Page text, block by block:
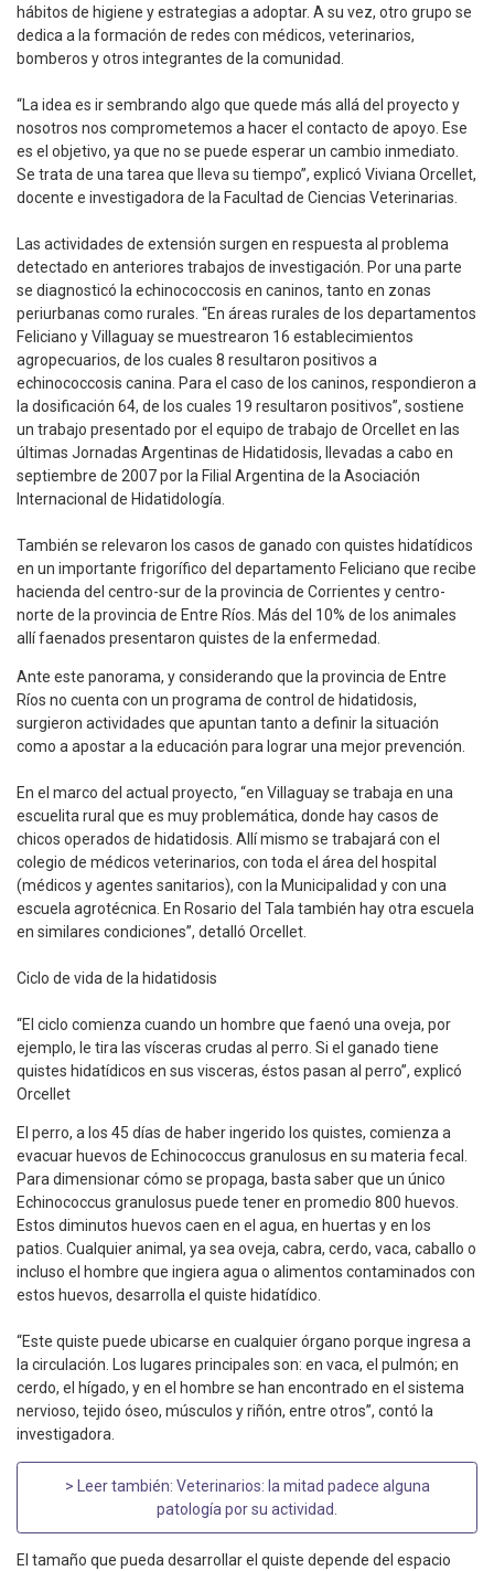
hábitos de higiene y estrategias a adoptar. A su vez, otro grupo se
dedica a la formación de redes con médicos, veterinarios,
bomberos y otros integrantes de la comunidad.
“La idea es ir sembrando algo que quede más allá del proyecto y
nosotros nos comprometemos a hacer el contacto de apoyo. Ese
es el objetivo, ya que no se puede esperar un cambio inmediato.
Se trata de una tarea que lleva su tiempo”, explicó Viviana Orcellet,
docente e investigadora de la Facultad de Ciencias Veterinarias.
Las actividades de extensión surgen en respuesta al problema
detectado en anteriores trabajos de investigación. Por una parte
se diagnosticó la echinococcosis en caninos, tanto en zonas
periurbanas como rurales. “En áreas rurales de los departamentos
Feliciano y Villaguay se muestrearon 16 establecimientos
agropecuarios, de los cuales 8 resultaron positivos a
echinococcosis canina. Para el caso de los caninos, respondieron a
la dosificación 64, de los cuales 19 resultaron positivos”, sostiene
un trabajo presentado por el equipo de trabajo de Orcellet en las
últimas Jornadas Argentinas de Hidatidosis, llevadas a cabo en
septiembre de 2007 por la Filial Argentina de la Asociación
Internacional de Hidatidología.
También se relevaron los casos de ganado con quistes hidatídicos
en un importante frigorífico del departamento Feliciano que recibe
hacienda del centro-sur de la provincia de Corrientes y centro-
norte de la provincia de Entre Ríos. Más del 10% de los animales
allí faenados presentaron quistes de la enfermedad.
Ante este panorama, y considerando que la provincia de Entre
Ríos no cuenta con un programa de control de hidatidosis,
surgieron actividades que apuntan tanto a definir la situación
como a apostar a la educación para lograr una mejor prevención.
En el marco del actual proyecto, “en Villaguay se trabaja en una
escuelita rural que es muy problemática, donde hay casos de
chicos operados de hidatidosis. Allí mismo se trabajará con el
colegio de médicos veterinarios, con toda el área del hospital
(médicos y agentes sanitarios), con la Municipalidad y con una
escuela agrotécnica. En Rosario del Tala también hay otra escuela
en similares condiciones”, detalló Orcellet.
Ciclo de vida de la hidatidosis
“El ciclo comienza cuando un hombre que faenó una oveja, por
ejemplo, le tira las vísceras crudas al perro. Si el ganado tiene
quistes hidatídicos en sus visceras, éstos pasan al perro”, explicó
Orcellet
El perro, a los 45 días de haber ingerido los quistes, comienza a
evacuar huevos de Echinococcus granulosus en su materia fecal.
Para dimensionar cómo se propaga, basta saber que un único
Echinococcus granulosus puede tener en promedio 800 huevos.
Estos diminutos huevos caen en el agua, en huertas y en los
patios. Cualquier animal, ya sea oveja, cabra, cerdo, vaca, caballo o
incluso el hombre que ingiera agua o alimentos contaminados con
estos huevos, desarrolla el quiste hidatídico.
“Este quiste puede ubicarse en cualquier órgano porque ingresa a
la circulación. Los lugares principales son: en vaca, el pulmón; en
cerdo, el hígado, y en el hombre se han encontrado en el sistema
nervioso, tejido óseo, músculos y riñón, entre otros”, contó la
investigadora.
> Leer también: Veterinarios: la mitad padece alguna
patología por su actividad
El tamaño que pueda desarrollar el quiste depende del espacio